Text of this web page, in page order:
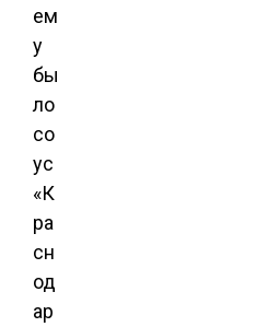
ем
у
бы
ло
со
ус
«К
ра
сн
од
ар